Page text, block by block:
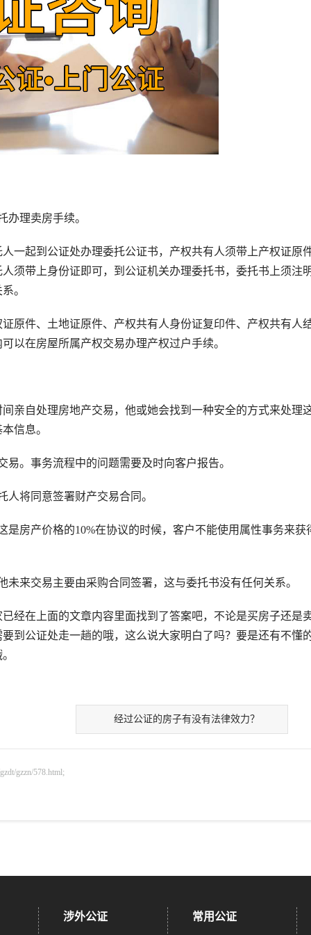
理卖房手续。
起到公证处办理委托公证书，产权共有人须带上产权证原
须带上身份证即可，到公证机关办理委托书，委托书上须注
。
件、土地证原件、产权共有人身份证复印件、产权共有人
以在房屋所属产权交易办理产权过户手续。
自处理房地产交易，他或她会找到一种安全的方式来处理
信息。
事务流程中的问题需要及时向客户报告。
将同意签署财产交易合同。
产价格的10%在协议的时候，客户不能使用属性事务来获
交易主要由采购合同签署，这与委托书没有任何关系。
在上面的文章内容里面找到了答案吧，不论是买房子还是
到公证处走一趟的哦，这么说大家明白了吗？要是还有不懂
经过公证的房子有没有法律效力？
gzzn/578.html;
涉外公证 常用公证